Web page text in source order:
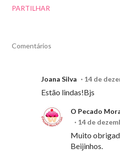
PARTILHAR
Comentários
Joana Silva 14 de
Estão lindas!Bjs
O Pecado
14 de
Muito
Beijinhos.